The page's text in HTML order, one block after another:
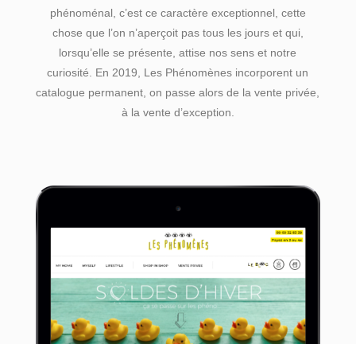
phénoménal, c’est ce caractère exceptionnel, cette
chose que l’on n’aperçoit pas tous les jours et qui,
lorsqu’elle se présente, attise nos sens et notre
curiosité. En 2019, Les Phénomènes incorporent un
catalogue permanent, on passe alors de la vente privée,
à la vente d’exception.